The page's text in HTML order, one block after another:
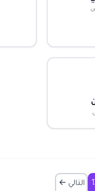
التالي ←